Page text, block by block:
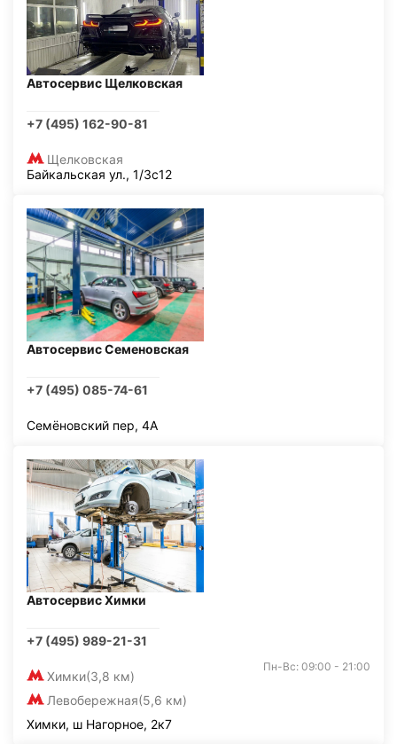
Автосервис Щелковская
+7 (495) 162-90-81
Щелковская
Байкальская ул., 1/3с12
Автосервис Семеновская
+7 (495) 085-74-61
Семёновский пер, 4А
Автосервис Химки
+7 (495) 989-21-31
Химки(3,8 км)
Левобережная(5,6 км)
Пн-Вс: 09:00 - 21:00
Химки, ш Нагорное, 2к7